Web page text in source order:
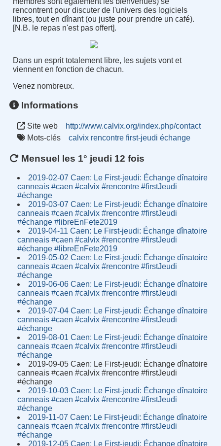
rencontrent pour discuter de l'univers des logiciels
libres, tout en dînant (ou juste pour prendre un café).
[N.B. le repas n'est pas offert].
Dans un esprit totalement libre, les sujets vont et
viennent en fonction de chacun.
Venez nombreux.
Informations
Site web
http://www.calvix.org/index.php/contact
Mots-clés
calvix rencontre first-jeudi échange
Mensuel les 1° jeudi 12 fois
2019-02-07 Caen: Le First-jeudi: Échange dînatoire
canneais #caen #calvix #rencontre #firstJeudi
#échange
2019-03-07 Caen: Le First-jeudi: Échange dînatoire
canneais #caen #calvix #rencontre #firstJeudi
#échange #libreEnFete2019
2019-04-11 Caen: Le First-jeudi: Échange dînatoire
canneais #caen #calvix #rencontre #firstJeudi
#échange #libreEnFete2019
2019-05-02 Caen: Le First-jeudi: Échange dînatoire
canneais #caen #calvix #rencontre #firstJeudi
#échange
2019-06-06 Caen: Le First-jeudi: Échange dînatoire
canneais #caen #calvix #rencontre #firstJeudi
#échange
2019-07-04 Caen: Le First-jeudi: Échange dînatoire
canneais #caen #calvix #rencontre #firstJeudi
#échange
2019-08-01 Caen: Le First-jeudi: Échange dînatoire
canneais #caen #calvix #rencontre #firstJeudi
#échange
2019-09-05 Caen: Le First-jeudi: Échange dînatoire
canneais #caen #calvix #rencontre #firstJeudi
#échange
2019-10-03 Caen: Le First-jeudi: Échange dînatoire
canneais #caen #calvix #rencontre #firstJeudi
#échange
2019-11-07 Caen: Le First-jeudi: Échange dînatoire
canneais #caen #calvix #rencontre #firstJeudi
#échange
2019-12-05 Caen: Le First-jeudi: Échange dînatoire